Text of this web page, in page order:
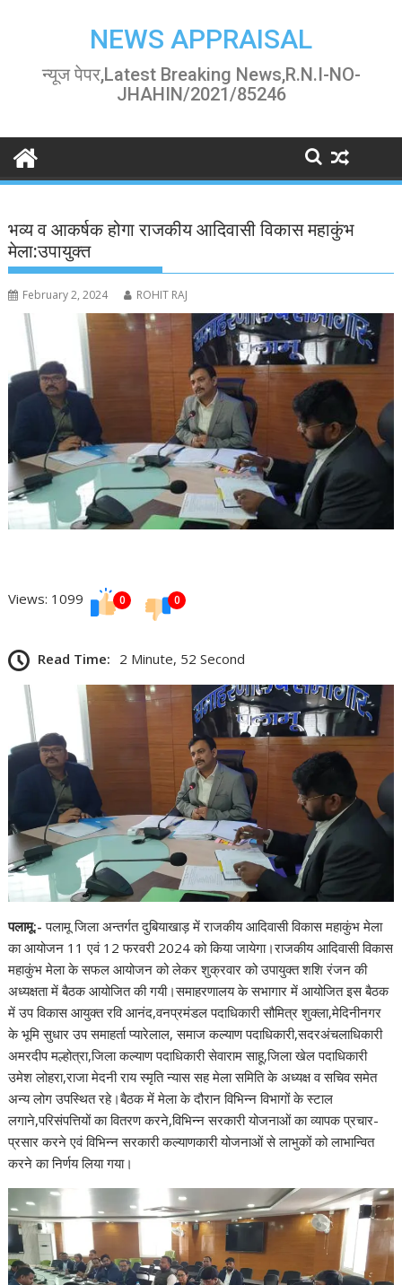
NEWS APPRAISAL
न्यूज पेपर,Latest Breaking News,R.N.I-NO-
JHAHIN/2021/85246
भव्य व आकर्षक होगा राजकीय आदिवासी विकास महाकुंभ
मेला:उपायुक्त
February 2, 2024 ROHIT RAJ
Views: 1099 0 0
Read Time: 2 Minute, 52 Second
पलामू:- पलामू जिला अन्तर्गत दुबियाखाड़ में राजकीय आदिवासी विकास महाकुंभ मेला
का आयोजन 11 एवं 12 फरवरी 2024 को किया जायेगा।राजकीय आदिवासी विकास
महाकुंभ मेला के सफल आयोजन को लेकर शुक्रवार को उपायुक्त शशि रंजन की
अध्यक्षता में बैठक आयोजित की गयी।समाहरणालय के सभागार में आयोजित इस बैठक
में उप विकास आयुक्त रवि आनंद,वनप्रमंडल पदाधिकारी सौमित्र शुक्ला,मेदिनीनगर
के भूमि सुधार उप समाहर्ता प्यारेलाल, समाज कल्याण पदाधिकारी,सदरअंचलाधिकारी
अमरदीप मल्होत्रा,जिला कल्याण पदाधिकारी सेवाराम साहू,जिला खेल पदाधिकारी
उमेश लोहरा,राजा मेदनी राय स्मृति न्यास सह मेला समिति के अध्यक्ष व सचिव समेत
अन्य लोग उपस्थित रहे।बैठक में मेला के दौरान विभिन्न विभागों के स्टाल
लगाने,परिसंपत्तियों का वितरण करने,विभिन्न सरकारी योजनाओं का व्यापक प्रचार-
प्रसार करने एवं विभिन्न सरकारी कल्याणकारी योजनाओं से लाभुकों को लाभान्वित
करने का निर्णय लिया गया।